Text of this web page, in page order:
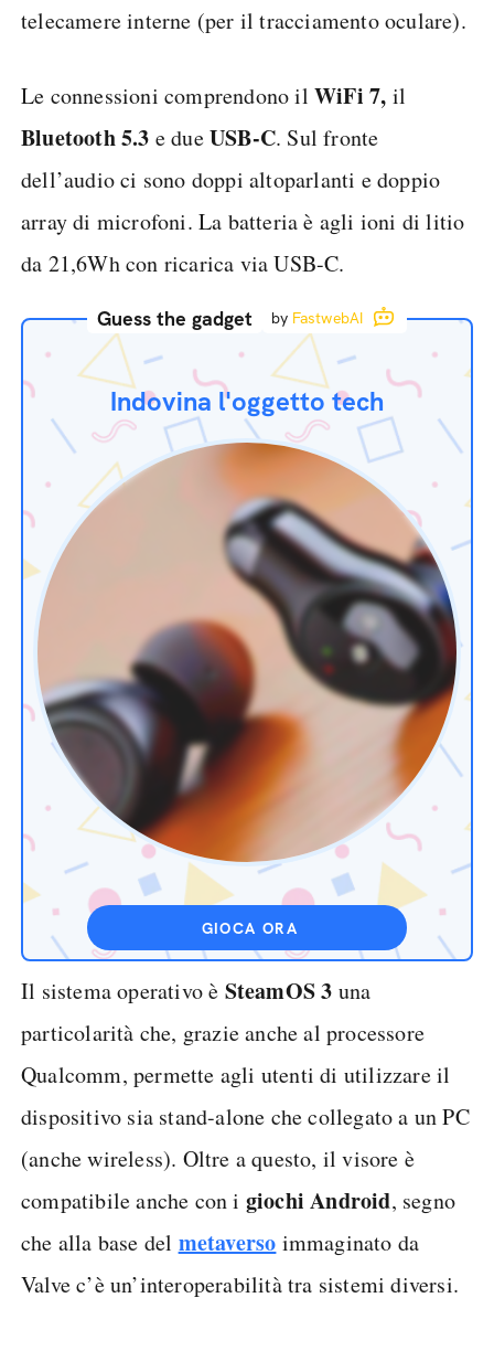
telecamere interne (per il tracciamento oculare).
Le connessioni comprendono il WiFi 7, il
Bluetooth 5.3 e dueUSB-C. Sul fronte
dell’audio ci sono doppi altoparlanti e doppio
array di microfoni. La batteria è agli ioni di litio
da 21,6Wh con ricarica via USB-C.
Guess the gadget by FastwebAI
Indovina l'oggetto tech
GIOCA ORA
Il sistema operativo è SteamOS 3 una
particolarità che, grazie anche al processore
Qualcomm, permette agli utenti di utilizzare il
dispositivo sia stand-alone che collegato a un PC
(anche wireless). Oltre a questo, il visore è
compatibile anche con i giochi Android, segno
che alla base del metaverso immaginato da
Valve c’è un’interoperabilità tra sistemi diversi.